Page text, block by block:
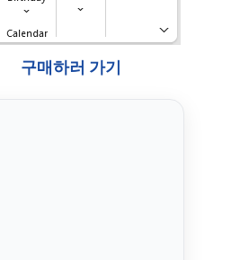
구매하러 가기